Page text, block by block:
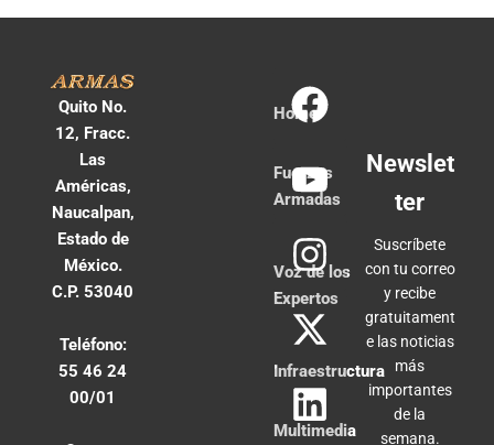
Quito No.
12, Fracc.
Las
Américas,
Naucalpan,
Estado de
México.
C.P. 53040
Teléfono:
55 46 24
00/01
Home
Fuerzas
Armadas
Voz de los
Expertos
Infraestructura
Multimedia
Newslet
ter
Suscríbete
con tu correo
y recibe
gratuitament
e las noticias
más
importantes
de la
semana.